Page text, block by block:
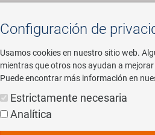
Configuración de
Usamos cookies en nuestro sitio web.
mientras que otros nos ayudan a
Puede encontrar más información en
Estrictamente necesaria
Analítica